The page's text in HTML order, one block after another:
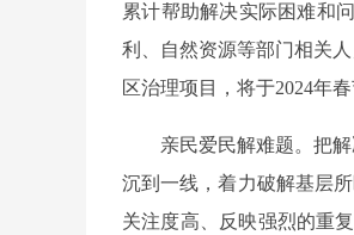
累计帮助解决实际困难和
利、自然资源等部门相关
区治理项目，将于2024年春
亲民爱民解难题。把
沉到一线，着力破解基层
关注度高、反映强烈的重